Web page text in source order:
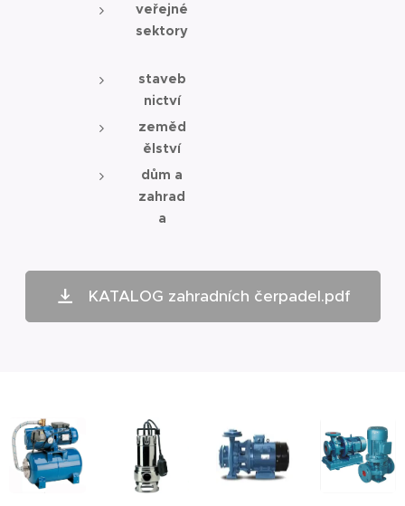
veřejné
sektory
staveb
nictví
zeměd
ělství
dům a
zahrad
a
KATALOG zahradních čerpadel.pdf